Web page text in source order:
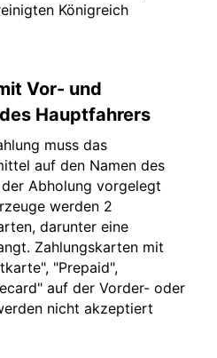
Königreich
Vor- und
Hauptfahrers
muss das
auf den Namen des
Abholung vorgelegt
werden 2
darunter eine
Zahlungskarten mit
"Prepaid",
auf der Vorder- oder
nicht akzeptiert